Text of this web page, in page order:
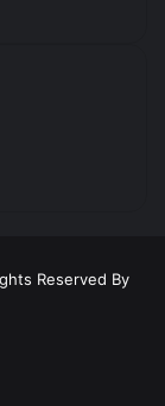
Reserved By